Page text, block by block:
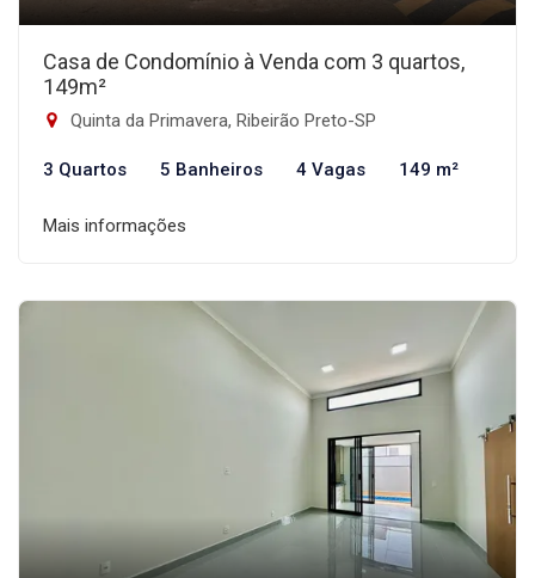
Casa de Condomínio à Venda com 3 quartos,
149m²
Quinta da Primavera, Ribeirão Preto-SP
3 Quartos 5 Banheiros 4 Vagas 149 m²
Mais informações